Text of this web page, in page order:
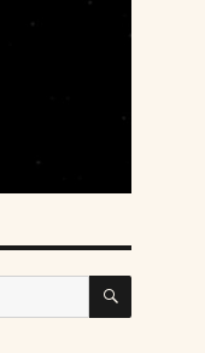
SEARCH